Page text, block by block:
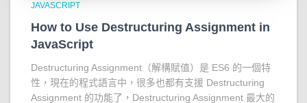
JAVASCRIPT
How to Use Destructuring Assignment in
JavaScript
Destructuring Assignment（解構賦值）是 ES6 的一個特
性，現在的程式語言中，很多也都有支援 Destructuring
Assignment 的功能了，Destructuring Assignment 最大的